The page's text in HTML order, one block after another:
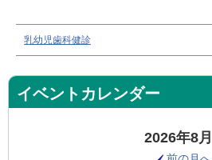
乳幼児歯科健診
イベントカレンダー
2026年8月